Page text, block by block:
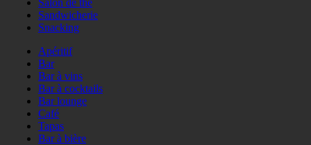
Salon de thé
Sandwicherie
Snacking
Apéritif
Bar
Bar à vins
Bar à cocktails
Bar lounge
Café
Tapas
Bar à bière